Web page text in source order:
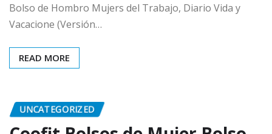
Bolso de Hombro Mujers del Trabajo, Diario Vida y
Vacacione (Versión…
READ MORE
UNCATEGORIZED